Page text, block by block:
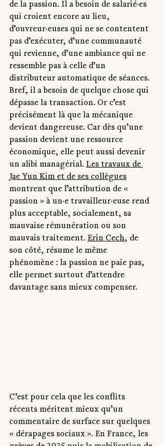
de la passion. Il a besoin de salarié·es
qui croient encore au lieu,
d’ouvreur·euses qui ne se contentent
pas d’exécuter, d’une communauté
qui revienne, d’une ambiance qui ne
ressemble pas à celle d’un
distributeur automatique de séances.
Bref, il a besoin de quelque chose qui
dépasse la transaction. Or c’est
précisément là que la mécanique
devient dangereuse. Car dès qu’une
passion devient une ressource
économique, elle peut aussi devenir
un alibi managérial. Les travaux de
Jae Yun Kim et de ses collègues
montrent que l’attribution de «
passion » à un·e travailleur·euse rend
plus acceptable, socialement, sa
mauvaise rémunération ou son
mauvais traitement. Erin Cech, de
son côté, résume le même
phénomène : la passion ne paie pas,
elle permet surtout d’attendre
davantage sans mieux compenser.
C’est pour cela que les conflits
récents méritent mieux qu’un
commentaire de surface sur quelques
« dérapages sociaux ». En France, les